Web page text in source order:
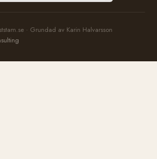
· Grundad av Karin Halvarsson